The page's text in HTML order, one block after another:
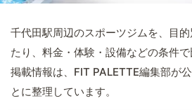
千代田駅周辺のスポーツジムを、目
たり、料金・体験・設備などの条件で
掲載情報は、FIT PALETTE編集部が
とに整理しています。